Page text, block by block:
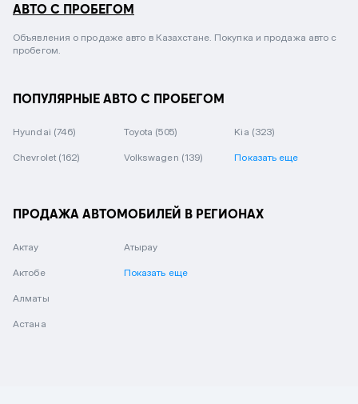
АВТО С ПРОБЕГОМ
Объявления о продаже авто в Казахстане. Покупка и продажа авто с
пробегом.
ПОПУЛЯРНЫЕ АВТО С ПРОБЕГОМ
Hyundai (746) Toyota (505) Kia (323)
Chevrolet (162) Volkswagen (139) Показать еще
ПРОДАЖА АВТОМОБИЛЕЙ В РЕГИОНАХ
Актау
Актобе
Алматы
Астана
Атырау
Показать еще